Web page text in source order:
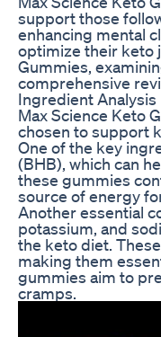
support those
enhancing mental
optimize their keto
Gummies,
comprehensive
Ingredient Analysis
Max Science Keto
chosen to support
One of the key
(BHB), which can
these gummies
source of energy
Another essential
potassium, and
the keto diet.
making them
gummies aim to
cramps.